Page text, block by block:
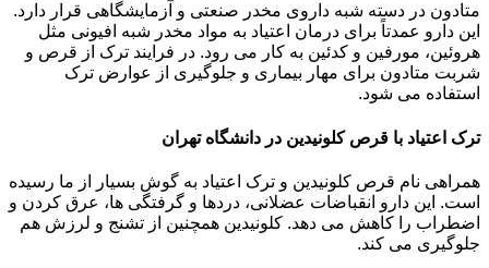
متادون در دسته شبه داروی مخدر صنعتی و آزمایشگاهی قرار دارد.
این دارو عمدتاً برای درمان اعتیاد به مواد مخدر شبه افیونی مثل
هروئین، مورفین و کدئین به کار می رود. در فرایند ترک از قرص و
شربت متادون برای مهار بیماری و جلوگیری از عوارض ترک
استفاده می شود.
ترک اعتیاد با قرص کلونیدین در دانشگاه تهران
همراهی نام قرص کلونیدین و ترک اعتیاد به گوش بسیار از ما رسیده
است. این دارو انقباضات عضلانی، دردها و گرفتگی ها، عرق کردن و
اضطراب را کاهش می دهد. کلونیدین همچنین از تشنج و لرزش هم
جلوگیری می کند.